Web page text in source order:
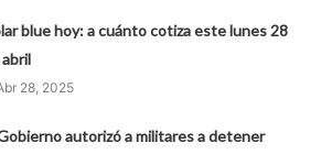
blue hoy: a cuánto cotiza este lunes 28
28, 2025
autorizó a militares a detener